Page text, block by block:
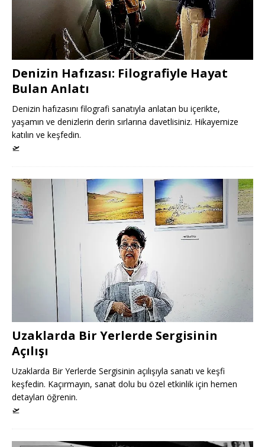
Denizin Hafızası: Filografiyle Hayat
Bulan Anlatı
Denizin hafızasını filografi sanatıyla anlatan bu içerikte,
yaşamın ve denizlerin derin sırlarına davetlisiniz. Hikayemize
katılın ve keşfedin.
🛫
Uzaklarda Bir Yerlerde Sergisinin
Açılışı
Uzaklarda Bir Yerlerde Sergisinin açılışıyla sanatı ve keşfi
keşfedin. Kaçırmayın, sanat dolu bu özel etkinlik için hemen
detayları öğrenin.
🛫